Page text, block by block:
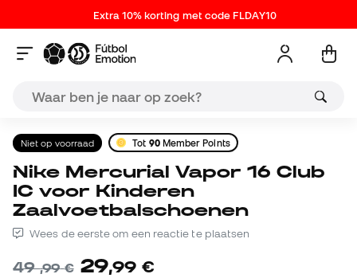
Extra 10% korting met code FLDAY10
Niet op voorraad Tot 90Member Points
Nike Mercurial Vapor 16 Club
IC voor Kinderen
Zaalvoetbalschoenen
Wees de eerste om een reactie te plaatsen
49,99 € 29,99 €